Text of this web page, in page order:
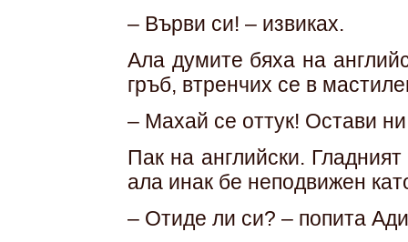
– Върви си! – извиках.
Ала думите бяха на
гръб, втренчих се в
– Махай се оттук! Остави
Пак на английски.
ала инак бе неподвижен
– Отиде ли си? – попита